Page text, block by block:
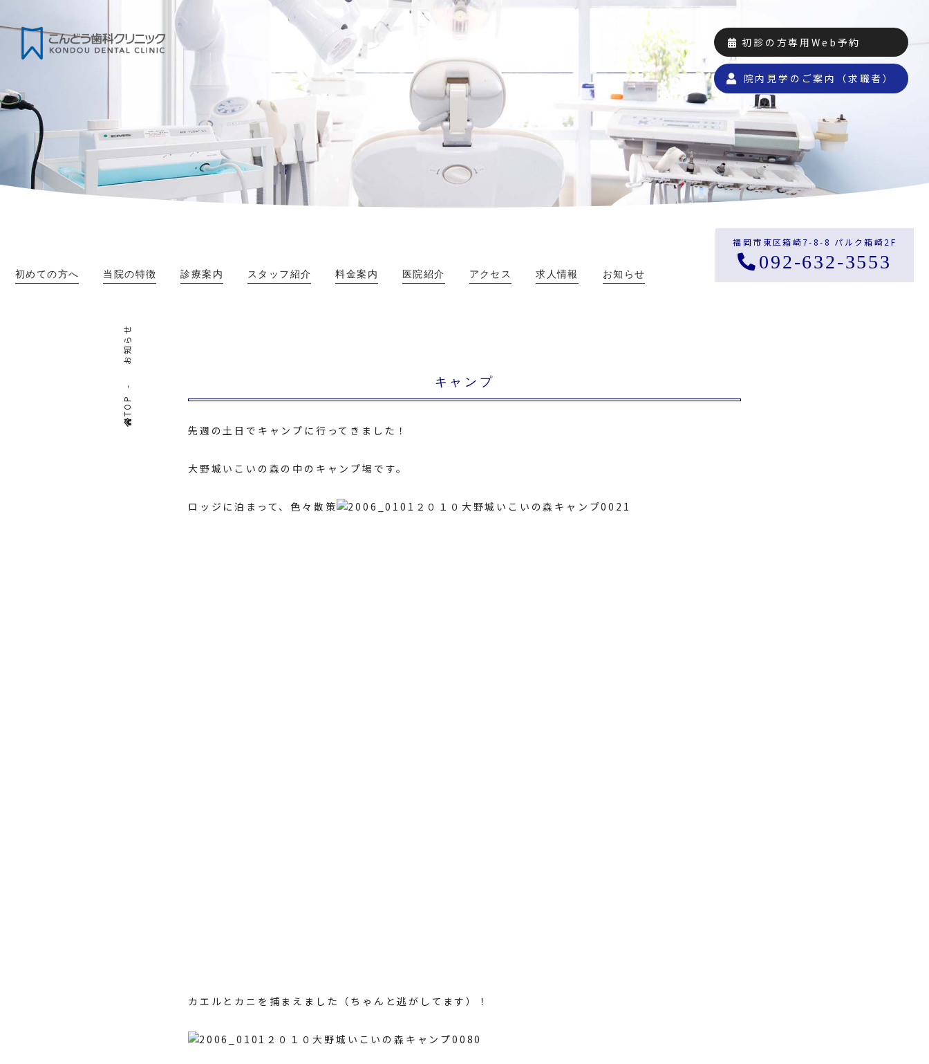
初めての方へ 当院の特徴 診療案内 スタッフ紹介 料金案内 医院紹介 アクセス 求人情報 お知らせ
初診の方専用Web予約
院内見学のご案内（求職者）
福岡市東区箱崎7-8-8 パルク箱崎2F
092-632-3553
TOP
お知らせ
キャンプ
先週の土日でキャンプに行ってきました！
大野城いこいの森 の中のキャンプ場です。
ロッジに泊まって、色々散策
カエルとカニを捕まえました（ちゃんと逃がしてます）！